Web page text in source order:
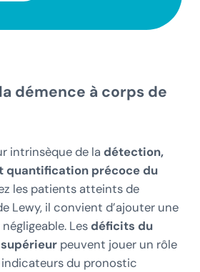
démence à corps de
intrinsèque de la détection,
quantification précoce du
les patients atteints de
Lewy, il convient d’ajouter une
Les déficits du
peuvent jouer un rôle
du pronostic